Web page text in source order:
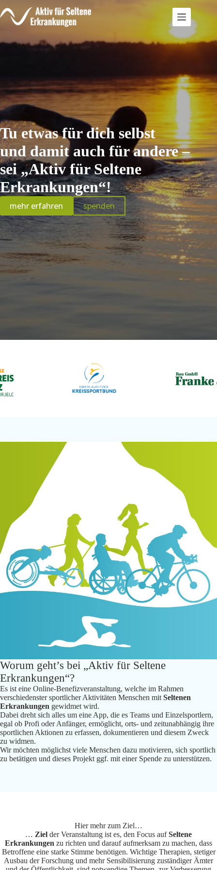
Inhalt
springen
Tu etwas für dich selbst
und damit auch für andere –
sei „Aktiv für Seltene
Erkrankungen“!
mehr erfahren spenden
Worum geht’s bei „Aktiv für Seltene
Erkrankungen“?
Es ist eine Online-Benefizveranstaltung, welche im Rahmen
verschiedenster sportlicher Aktivitäten Menschen mit Seltenen
Erkrankungen gewidmet wird.
Dabei dreht sich alles um eine App, die es Teams und Einzelsportlern,
egal ob Profi oder Anfänger, ermöglicht, orts- und zeitunabhängig ihre
sportlichen Aktionen zu erfassen, dokumentieren und diesem Zweck
zu widmen.
Wir möchten möglichst viele Menschen dazu motivieren, sich sportlich
zu betätigen und dieses Projekt ggf. mit einer Spende zu unterstützen.
Hier mehr zum Ziel…
… Ziel der Veranstaltung ist es, den Focus aufSeltene
Erkrankungen zu richten und darauf aufmerksam zu machen, dass
Betroffene eine starke Stimme benötigen. Wichtige Therapien, stetiger
Ausbau der Forschung und mehr Sensibilisierung zuständiger Ämter